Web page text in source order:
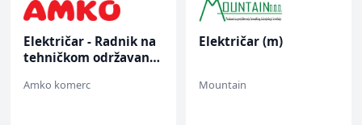
Električar - Radnik na
tehničkom održavanju
Amko komerc
Električar (m)
Mountain